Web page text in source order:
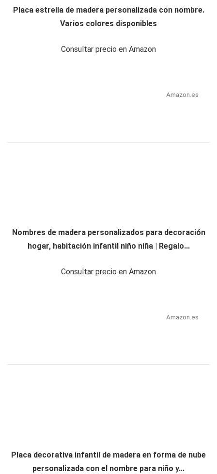
Placa estrella de madera personalizada con nombre.
Varios colores disponibles
Consultar precio en Amazon
Amazon.es
Nombres de madera personalizados para decoración
hogar, habitación infantil niño niña | Regalo...
Consultar precio en Amazon
Amazon.es
Placa decorativa infantil de madera en forma de nube
personalizada con el nombre para niño y...